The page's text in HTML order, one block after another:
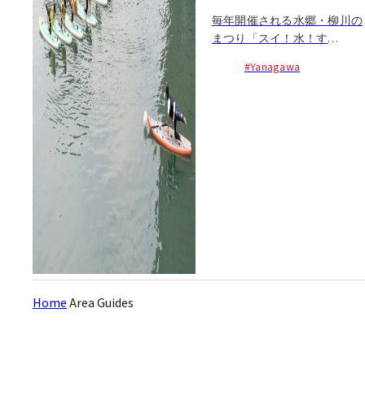
毎年開催される水郷・柳川の
まつり「スイ！水！す
くつろぐ、水辺を感じる」を
#Yanagawa
HomeArea Guides